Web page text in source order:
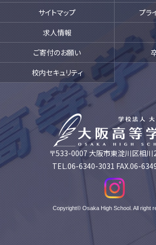
サイトマップ
プラ
求人情報
ご寄付のお願い
校内セキュリティ
〒533-0007 大阪市東淀川区相
TEL.06-6340-3031 FAX.06-
Copyright© Osaka High School. All right